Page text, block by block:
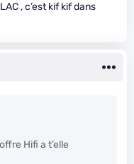
, c’est kif kif dans
Hifi a t’elle